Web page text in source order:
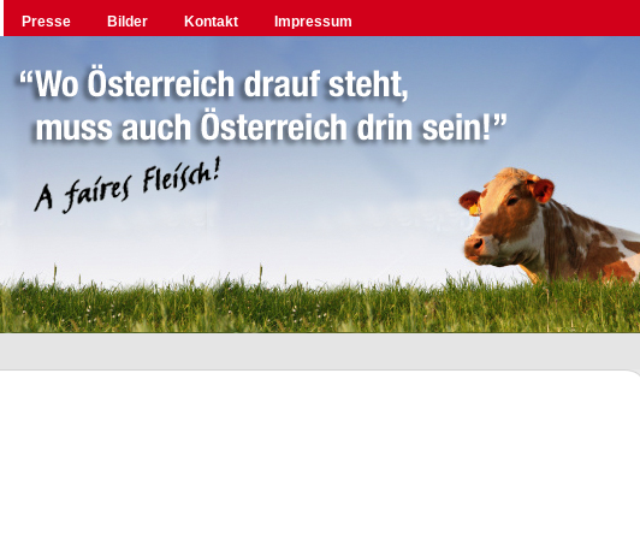
Presse Bilder Kontakt Impressum